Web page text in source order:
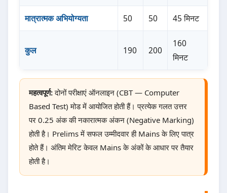
मात्रात्मक अभियोग्यता 50 50 45 मिनट
कुल 190 200
160
मिनट
महत्वपूर्ण:दोनों परीक्षाएं ऑनलाइन (CBT — Computer
Based Test) मोड में आयोजित होती हैं। प्रत्येक गलत उत्तर
पर 0.25 अंक की नकारात्मक अंकन (Negative Marking)
होती है। Prelims में सफल उम्मीदवार ही Mains के लिए पात्र
होते हैं। अंतिम मेरिट केवल Mains के अंकों के आधार पर तैयार
होती है।